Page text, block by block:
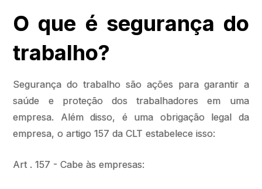
O que é segurança do
trabalho?
Segurança do trabalho são ações para garantir a
saúde e proteção dos trabalhadores em uma
empresa. Além disso, é uma obrigação legal da
empresa, o artigo 157 da CLT estabelece isso:
Art . 157 - Cabe às empresas: